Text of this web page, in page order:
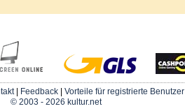
| Feedback| Vorteile für registrierte Benutzer
© 2003 - 2026 kultur.net